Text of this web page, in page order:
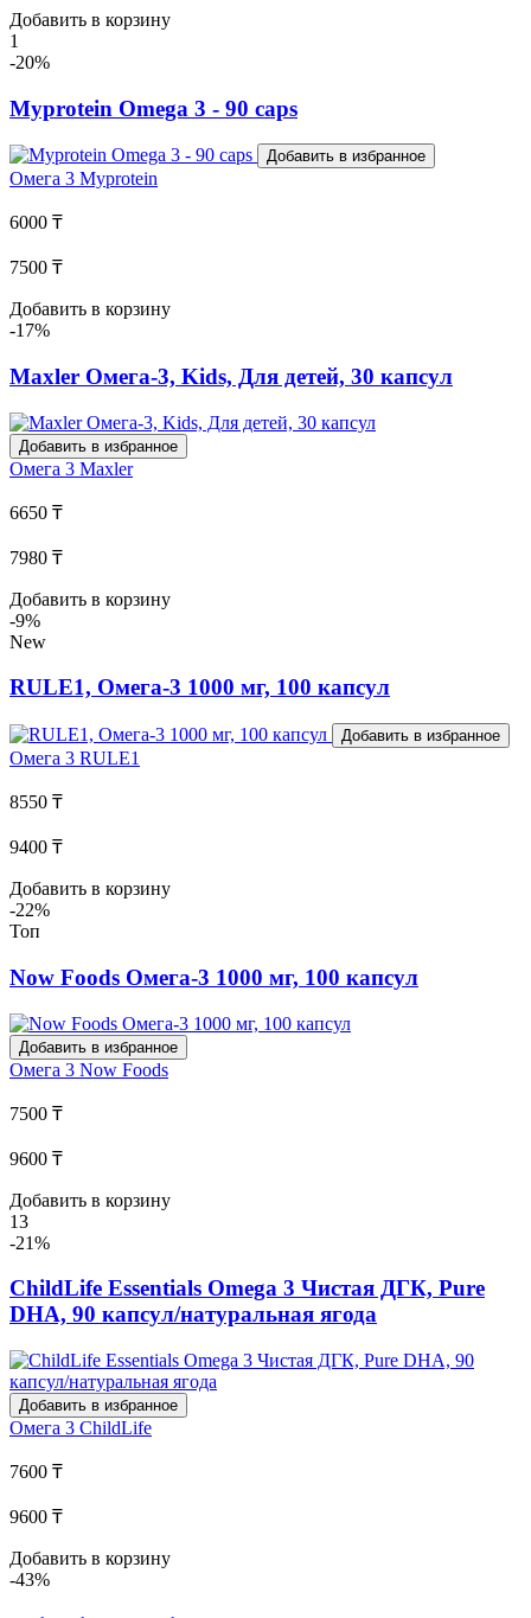
Добавить в корзину
1
-20%
Myprotein Omega 3 - 90 caps
Добавить в избранное
Омега 3 Myprotein
6000 ₸
7500 ₸
Добавить в корзину
-17%
Maxler Омега-3, Kids, Для детей, 30 капсул
Добавить в избранное
Омега 3 Maxler
6650 ₸
7980 ₸
Добавить в корзину
-9%
New
RULE1, Омега-3 1000 мг, 100 капсул
Добавить в избранное
Омега 3 RULE1
8550 ₸
9400 ₸
Добавить в корзину
-22%
Топ
Now Foods Омега-3 1000 мг, 100 капсул
Добавить в избранное
Омега 3 Now Foods
7500 ₸
9600 ₸
Добавить в корзину
13
-21%
ChildLife Essentials Omega 3 Чистая ДГК, Pure
DHA, 90 капсул/натуральная ягода
Добавить в избранное
Омега 3 ChildLife
7600 ₸
9600 ₸
Добавить в корзину
-43%